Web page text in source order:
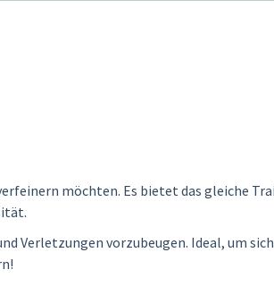
möchten. Es bietet das gleiche
Verletzungen vorzubeugen. Ideal, um